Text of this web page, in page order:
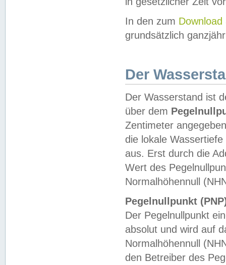
In den zum Download
grundsätzlich
Der
Der Wasserstand ist
über dem
Zentimeter
die lokale
aus. Erst durch die
Wert des
Normalhöhennull
Pegelnullpunkt
Der Pegelnullpunkt
absolut und wird auf
Normalhöhennull
den Betreiber des